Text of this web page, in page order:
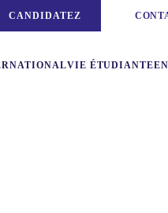
CANDIDATEZ
VIE ÉTUDIANTE